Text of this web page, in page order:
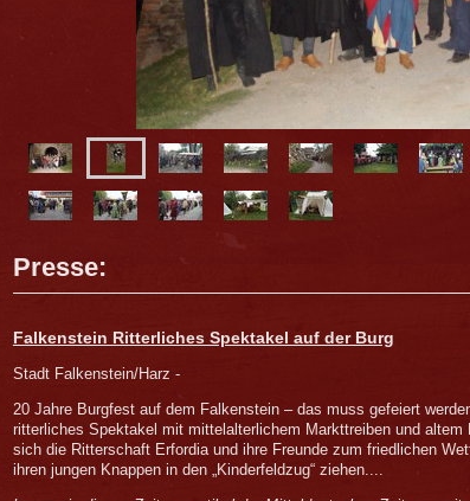
Presse:
Falkenstein Ritterliches Spektakel auf der Burg
Stadt Falkenstein/Harz -
20 Jahre Burgfest auf dem Falkenstein – das muss gefeiert
ritterliches Spektakel mit mittelalterlichem Markttreiben und altem
sich die Ritterschaft Erfordia und ihre Freunde zum friedlichen
ihren jungen Knappen in den „Kinderfeldzug“ ziehen....